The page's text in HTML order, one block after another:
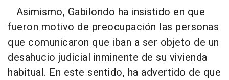
Asimismo, Gabilondo ha insistido en que
fueron motivo de preocupación las personas
que comunicaron que iban a ser objeto de un
desahucio judicial inminente de su vivienda
habitual. En este sentido, ha advertido de que